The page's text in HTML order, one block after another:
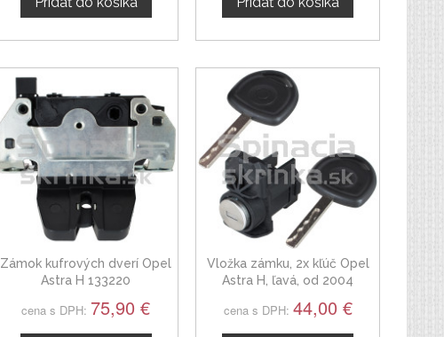
Zámok kufrových dverí Opel
Astra H 133220
cena s DPH: 75,90 €
Vložka zámku, 2x kľúč Opel
Astra H, ľavá, od 2004
cena s DPH: 44,00 €